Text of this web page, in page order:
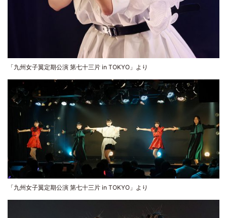
「九州女子翼定期公演 第七十三片 in TOKYO」より
「九州女子翼定期公演 第七十三片 in TOKYO」より